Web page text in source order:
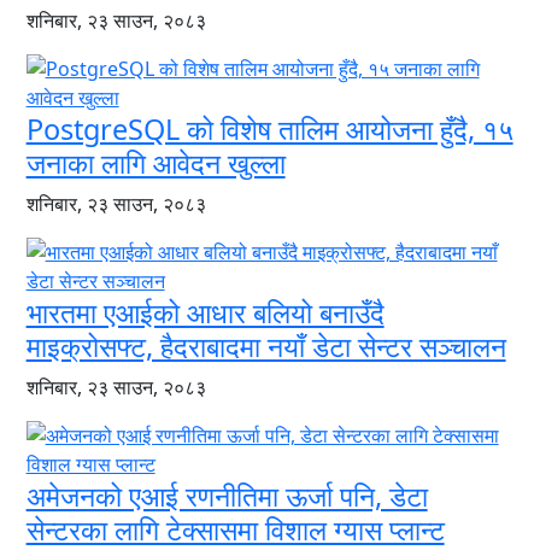
शनिबार, २३ साउन, २०८३
PostgreSQL को विशेष तालिम आयोजना हुँदै, १५
जनाका लागि आवेदन खुल्ला
शनिबार, २३ साउन, २०८३
भारतमा एआईको आधार बलियो बनाउँदै
माइक्रोसफ्ट, हैदराबादमा नयाँ डेटा सेन्टर सञ्चालन
शनिबार, २३ साउन, २०८३
अमेजनको एआई रणनीतिमा ऊर्जा पनि, डेटा
सेन्टरका लागि टेक्सासमा विशाल ग्यास प्लान्ट